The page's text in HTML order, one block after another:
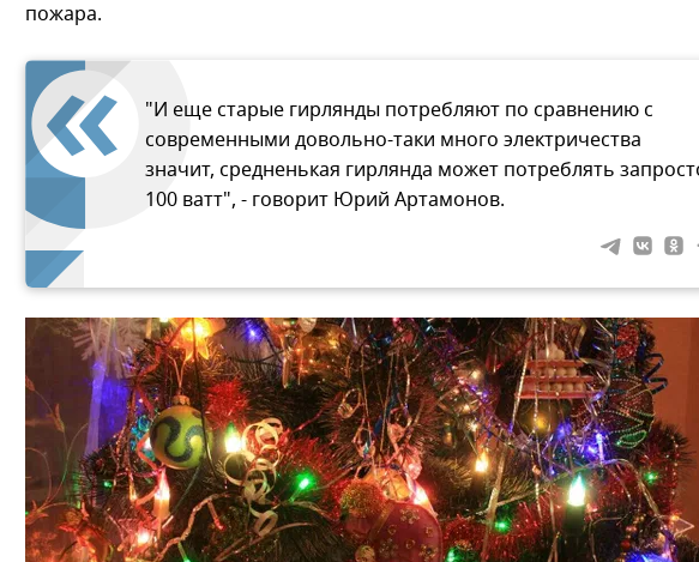
пожара.
"И еще старые гирлянды потребляют по сравнению с
современными довольно-таки много электричества
значит, средненькая гирлянда может потреблять
100 ватт", - говорит Юрий Артамонов.